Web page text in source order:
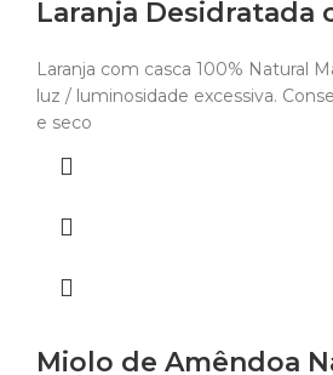
Laranja Desidratada
Laranja com casca 100% Natural
luz / luminosidade excessiva.
e seco
Miolo de Amêndoa